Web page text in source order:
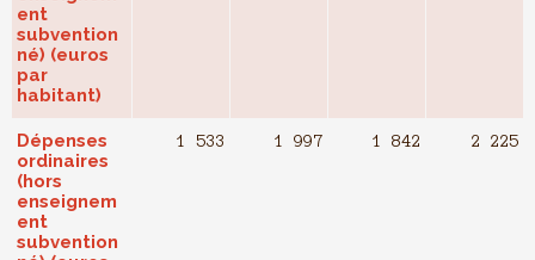
ent
subvention
né) (euros
par
habitant)
Dépenses
ordinaires
(hors
enseignem
ent
subvention
1 533 1 997 1 842 2 225